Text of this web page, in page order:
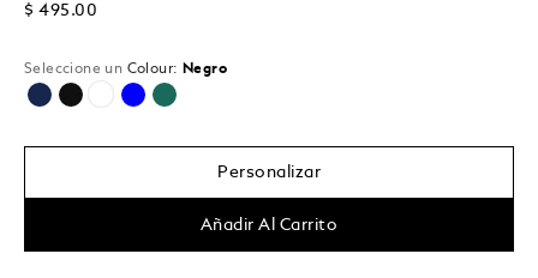
$ 495.00
Seleccione un Colour: Negro
seleccionado
Personalizar
Añadir Al Carrito